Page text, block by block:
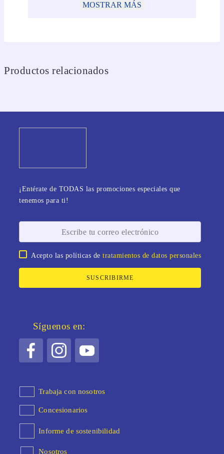
MOSTRAR MÁS
Productos relacionados
¡Entérate de TODAS las promociones especiales que
tenemos para ti!
Acepto las políticas detratamientos de datos personales
SUSCRIBIRME
Síguenos en:
Trabaja con nosotros
Concesionarios
Informe de sostenibilidad
Nosotros